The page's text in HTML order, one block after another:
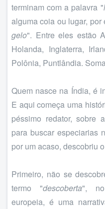
terminam com a palavra "
alguma coia ou lugar,
gelo". Entre eles estão
Holanda, Inglaterra,
Polônia, Puntlândia.
Quem nasce na Índia, é
E aqui começa uma
péssimo redator, sobre
para buscar especiarias
por um acaso, descobriu
Primeiro, não se
termo "descoberta", no
europeia, é uma